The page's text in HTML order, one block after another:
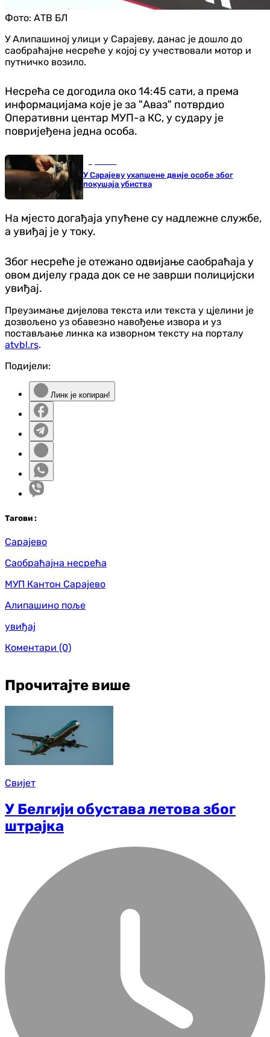
Фото: АТВ БЛ
У Алипашиној улици у Сарајеву, данас је дошло до
саобраћајне несреће у којој су учествовали мотор и
путничко возило.
Несрећа се догодила око 14:45 сати, а према
информацијама које је за "Аваз" потврдио
Оперативни центар МУП-а КС, у судару је
повријеђена једна особа.
У Сарајеву ухапшене двије особе због
покушаја убиства
На мјесто догађаја упућене су надлежне службе,
а увиђај је у току.
Због несреће је отежано одвијање саобраћаја у
овом дијелу града док се не заврши полицијски
увиђај.
Преузимање дијелова текста или текста у цјелини је
дозвољено уз обавезно навођење извора и уз
постављање линка ка изворном тексту на порталу
atvbl.rs.
Подијели:
Линк је копиран!
Тагови :
Сарајево
Саобраћајна несрећа
МУП Кантон Сарајево
Алипашино поље
увиђај
Коментари (0)
Прочитајте више
Свијет
У Белгији обустава летова због
штрајка